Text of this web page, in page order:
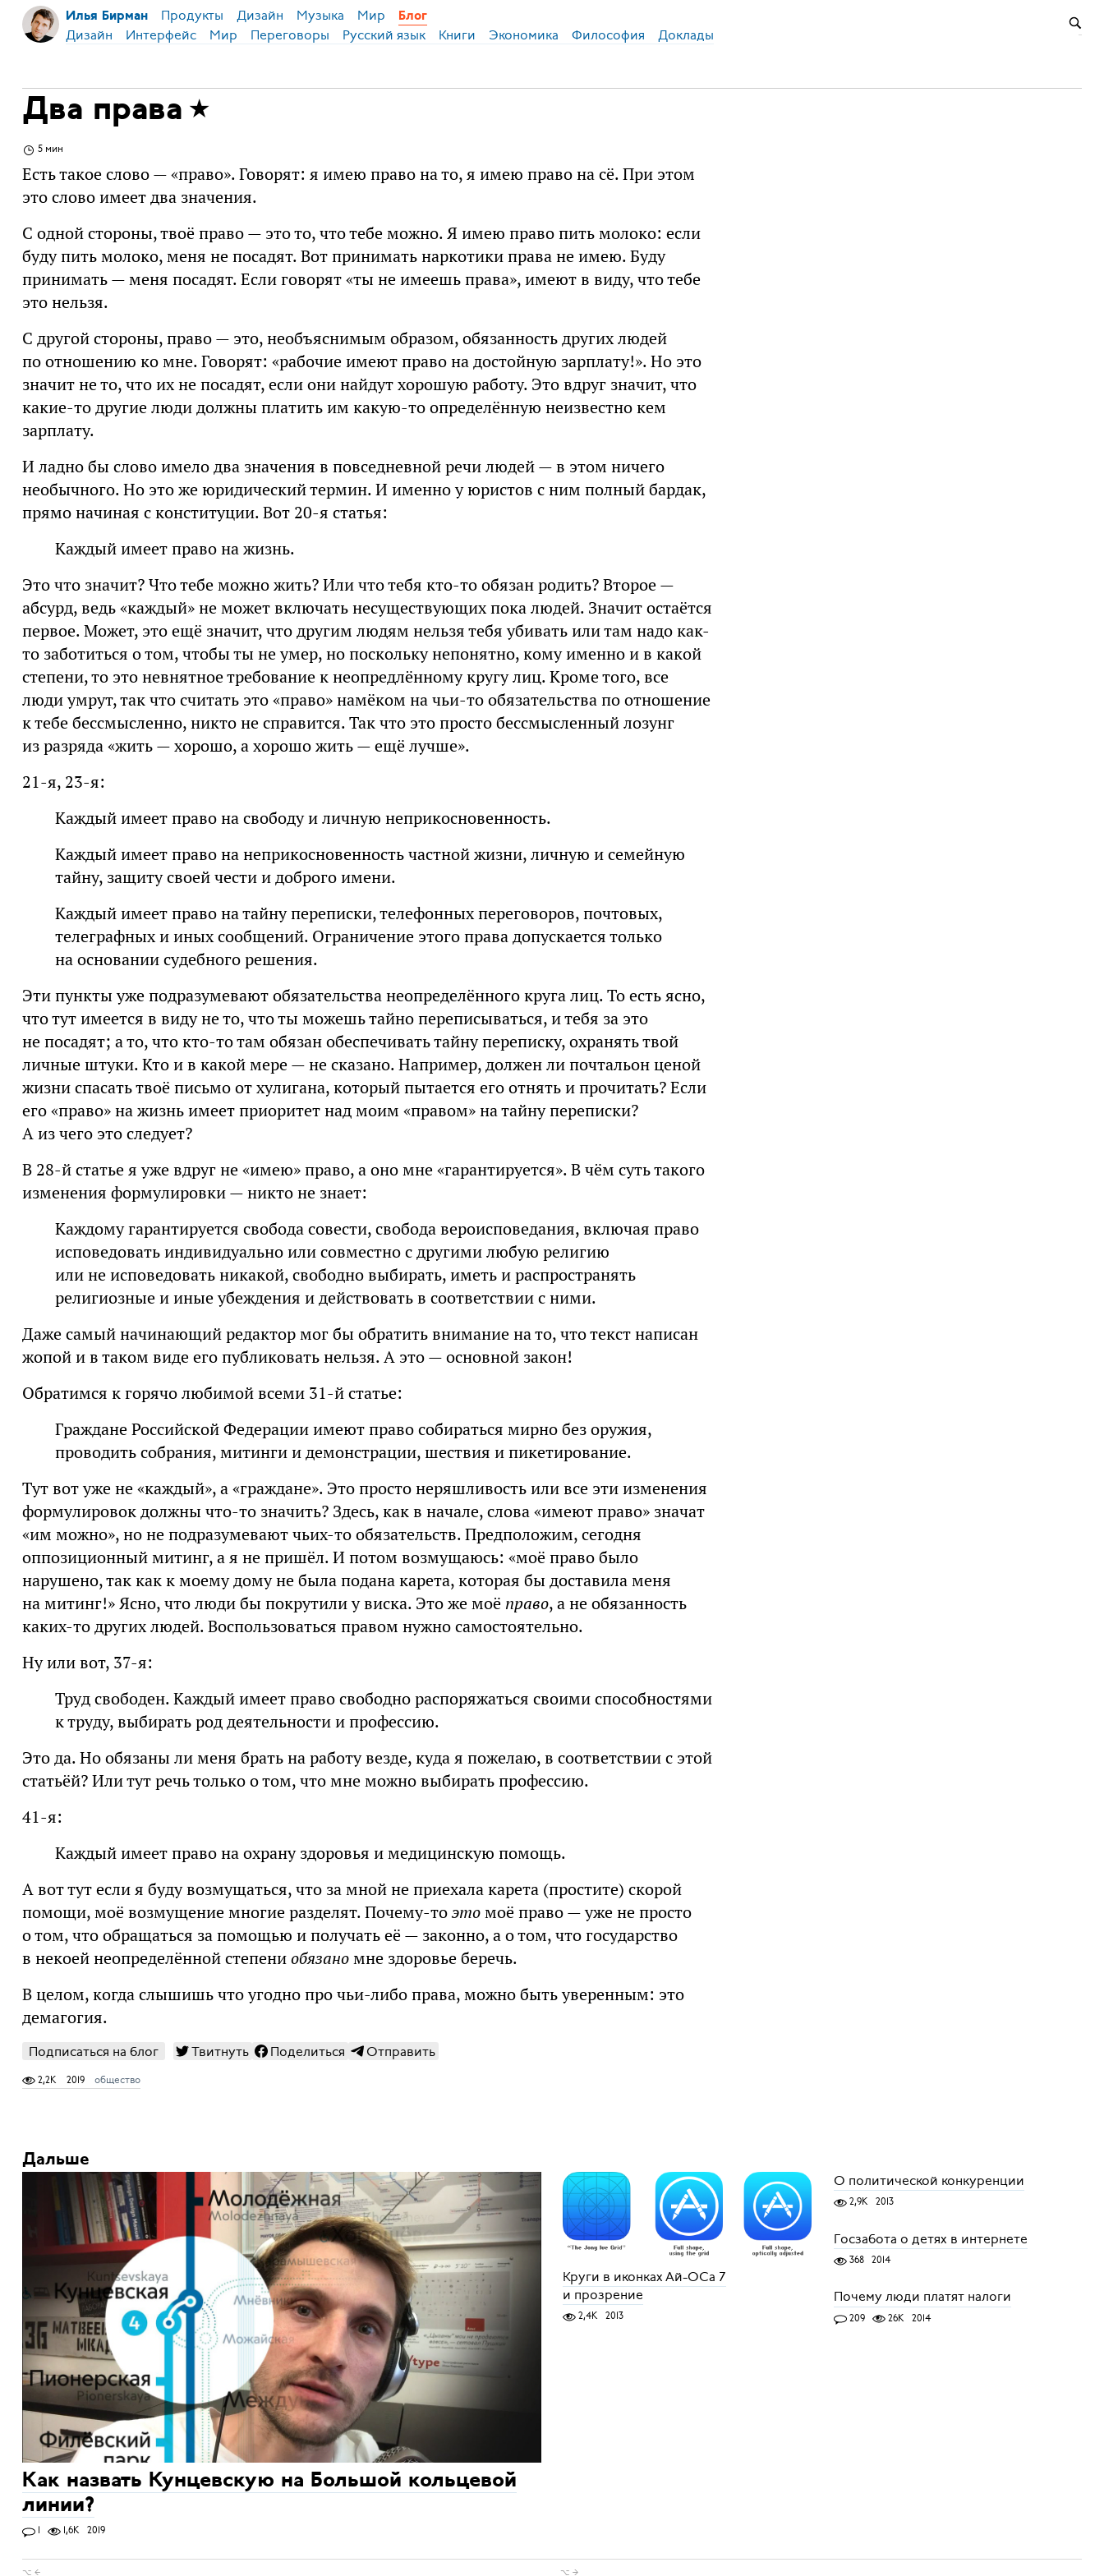
Илья Бирман Продукты Дизайн Музыка Мир Блог
Дизайн Интерфейс Мир Переговоры Русский язык Книги Экономика Философия Доклады
Два права
5 мин
Есть такое слово — «право». Говорят: я имею право на то, я имею право на сё. При этом
это слово имеет два значения.
С одной стороны, твоё право — это то, что тебе можно. Я имею право пить молоко: если
буду пить молоко, меня не посадят. Вот принимать наркотики права не имею. Буду
принимать — меня посадят. Если говорят «ты не имеешь права», имеют в виду, что тебе
это нельзя.
С другой стороны, право — это, необъяснимым образом, обязанность других людей
по отношению ко мне. Говорят: «рабочие имеют право на достойную зарплату!». Но это
значит не то, что их не посадят, если они найдут хорошую работу. Это вдруг значит, что
какие-то другие люди должны платить им какую-то определённую неизвестно кем
зарплату.
И ладно бы слово имело два значения в повседневной речи людей — в этом ничего
необычного. Но это же юридический термин. И именно у юристов с ним полный бардак,
прямо начиная с конституции. Вот 20-я статья:
Каждый имеет право на жизнь.
Это что значит? Что тебе можно жить? Или что тебя кто-то обязан родить? Второе —
абсурд, ведь «каждый» не может включать несуществующих пока людей. Значит остаётся
первое. Может, это ещё значит, что другим людям нельзя тебя убивать или там надо как-
то заботиться о том, чтобы ты не умер, но поскольку непонятно, кому именно и в какой
степени, то это невнятное требование к неопредлённому кругу лиц. Кроме того, все
люди умрут, так что считать это «право» намёком на чьи-то обязательства по отношение
к тебе бессмысленно, никто не справится. Так что это просто бессмысленный лозунг
из разряда «жить — хорошо, а хорошо жить — ещё лучше».
21-я, 23-я:
Каждый имеет право на свободу и личную неприкосновенность.
Каждый имеет право на неприкосновенность частной жизни, личную и семейную
тайну, защиту своей чести и доброго имени.
Каждый имеет право на тайну переписки, телефонных переговоров, почтовых,
телеграфных и иных сообщений. Ограничение этого права допускается только
на основании судебного решения.
Эти пункты уже подразумевают обязательства неопределённого круга лиц. То есть ясно,
что тут имеется в виду не то, что ты можешь тайно переписываться, и тебя за это
не посадят; а то, что кто-то там обязан обеспечивать тайну переписку, охранять твой
личные штуки. Кто и в какой мере — не сказано. Например, должен ли почтальон ценой
жизни спасать твоё письмо от хулигана, который пытается его отнять и прочитать? Если
его «право» на жизнь имеет приоритет над моим «правом» на тайну переписки?
А из чего это следует?
В 28-й статье я уже вдруг не «имею» право, а оно мне «гарантируется». В чём суть такого
изменения формулировки — никто не знает:
Каждому гарантируется свобода совести, свобода вероисповедания, включая право
исповедовать индивидуально или совместно с другими любую религию
или не исповедовать никакой, свободно выбирать, иметь и распространять
религиозные и иные убеждения и действовать в соответствии с ними.
Даже самый начинающий редактор мог бы обратить внимание на то, что текст написан
жопой и в таком виде его публиковать нельзя. А это — основной закон!
Обратимся к горячо любимой всеми 31-й статье:
Граждане Российской Федерации имеют право собираться мирно без оружия,
проводить собрания, митинги и демонстрации, шествия и пикетирование.
Тут вот уже не «каждый», а «граждане». Это просто неряшливость или все эти изменения
формулировок должны что-то значить? Здесь, как в начале, слова «имеют право» значат
«им можно», но не подразумевают чьих-то обязательств. Предположим, сегодня
оппозиционный митинг, а я не пришёл. И потом возмущаюсь: «моё право было
нарушено, так как к моему дому не была подана карета, которая бы доставила меня
на митинг!» Ясно, что люди бы покрутили у виска. Это же моё право, а не обязанность
каких-то других людей. Воспользоваться правом нужно самостоятельно.
Ну или вот, 37-я:
Труд свободен. Каждый имеет право свободно распоряжаться своими способностями
к труду, выбирать род деятельности и профессию.
Это да. Но обязаны ли меня брать на работу везде, куда я пожелаю, в соответствии с этой
статьёй? Или тут речь только о том, что мне можно выбирать профессию.
41-я:
Каждый имеет право на охрану здоровья и медицинскую помощь.
А вот тут если я буду возмущаться, что за мной не приехала карета (простите) скорой
помощи, моё возмущение многие разделят. Почему-тоэтомоё право — уже не просто
о том, что обращаться за помощью и получать её — законно, а о том, что государство
в некоей неопределённой степениобязаномне здоровье беречь.
В целом, когда слышишь что угодно про чьи-либо права, можно быть уверенным: это
демагогия.
Подписаться на блог Твитнуть Поделиться Отправить
2,2K 2019 общество
Дальше
Как назвать Кунцевскую на Большой кольцевой
линии?
1 1,6K 2019
Круги в иконках Ай-ОСа 7
и прозрение
2,4K 2013
О политической конкуренции
2,9K 2013
Госзабота о детях в интернете
368 2014
Почему люди платят налоги
209 26K 2014
⌥ ← ⌥ →